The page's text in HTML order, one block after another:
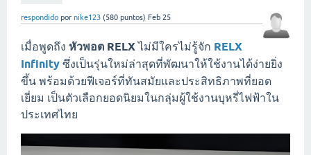
respondido por nike123 (580 puntos) Feb 25
เมื่อพูดถึง หัวพอต RELXไม่มีใครไม่รู้จัก RELX
Infinity ซึ่งเป็นรุ่นใหม่ล่าสุดที่พัฒนาให้ใช้งานได้ง่ายยิ่ง
ขึ้น พร้อมด้วยฟีเจอร์ที่ทันสมัยและประสิทธิภาพที่ยอด
เยี่ยม เป็นตัวเลือกยอดนิยมในกลุ่มผู้ใช้งานบุหรี่ไฟฟ้าใน
ประเทศไทย